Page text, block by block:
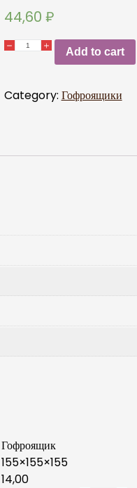
44,60 ₽
Add to cart
Category: Гофроящики
Гофроящик
155×155×155
14,00